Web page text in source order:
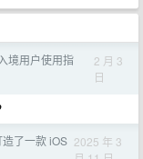
境用户使用指
2 月 3
日
了一款 iOS 2025 年 3